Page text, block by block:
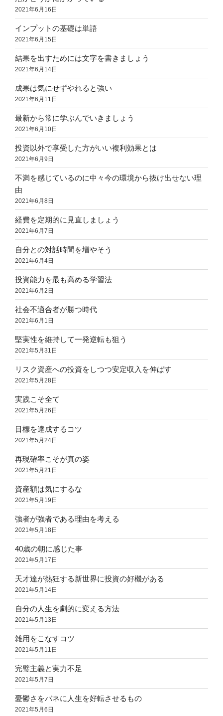
2021年6月16日
インプットの基礎は単語
2021年6月15日
結果を出すためには文字を書きましょう
2021年6月14日
成果は気にせずやれると強い
2021年6月11日
最新から常に学ぶんでいきましょう
2021年6月10日
投資以外で享受した方がいい複利効果とは
2021年6月9日
不満を感じているのに中々今の環境から抜け出せない理
由
2021年6月8日
経費を定期的に見直しましょう
2021年6月7日
自分との対話時間を増やそう
2021年6月4日
投資能力を最も高める学習法
2021年6月2日
社会不適合者が勝つ時代
2021年6月1日
堅実性を維持して一発逆転も狙う
2021年5月31日
リスク資産への投資をしつつ安定収入を伸ばす
2021年5月28日
実践こそ全て
2021年5月26日
目標を達成するコツ
2021年5月24日
再現確率こそが真の姿
2021年5月21日
資産額は気にするな
2021年5月19日
強者が強者である理由を考える
2021年5月18日
40歳の朝に感じた事
2021年5月17日
天才達が熱狂する新世界に投資の好機がある
2021年5月14日
自分の人生を劇的に変える方法
2021年5月13日
雑用をこなすコツ
2021年5月11日
完璧主義と実力不足
2021年5月7日
憂鬱さをバネに人生を好転させるもの
2021年5月6日